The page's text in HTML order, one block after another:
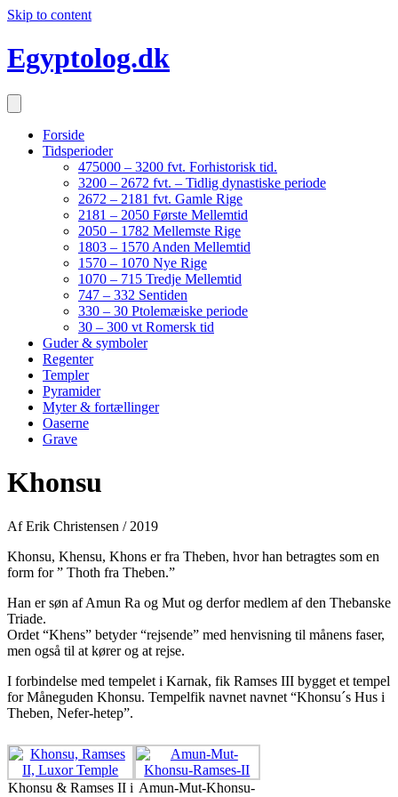
Skip to content
Egyptolog.dk
Forside
Tidsperioder
475000 – 3200 fvt. Forhistorisk tid.
3200 – 2672 fvt. – Tidlig dynastiske periode
2672 – 2181 fvt. Gamle Rige
2181 – 2050 Første Mellemtid
2050 – 1782 Mellemste Rige
1803 – 1570 Anden Mellemtid
1570 – 1070 Nye Rige
1070 – 715 Tredje Mellemtid
747 – 332 Sentiden
330 – 30 Ptolemæiske periode
30 – 300 vt Romersk tid
Guder & symboler
Regenter
Templer
Pyramider
Myter & fortællinger
Oaserne
Grave
Khonsu
Af Erik Christensen / 2019
Khonsu, Khensu, Khons er fra Theben, hvor han betragtes som en
form for ” Thoth fra Theben.”
Han er søn af Amun Ra og Mut og derfor medlem af den Thebanske
Triade.
Ordet “Khens” betyder “rejsende” med henvisning til månens faser,
men også til at kører og at rejse.
I forbindelse med tempelet i Karnak, fik Ramses III bygget et tempel
for Måneguden Khonsu. Tempelfik navnet navnet “Khonsu´s Hus i
Theben, Nefer-hetep”.
Khonsu & Ramses II i Amun-Mut-Khonsu-